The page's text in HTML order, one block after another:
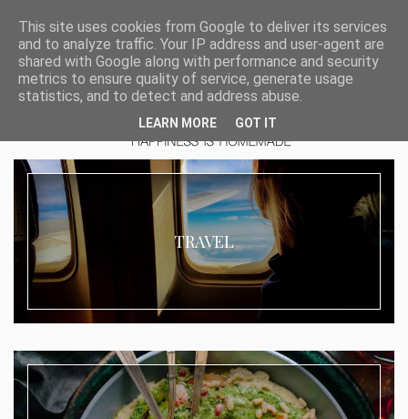
TRAVEL
This site uses cookies from Google to deliver its services
and to analyze traffic. Your IP address and user-agent are
shared with Google along with performance and security
metrics to ensure quality of service, generate usage
statistics, and to detect and address abuse.
LEARN MORE GOT IT